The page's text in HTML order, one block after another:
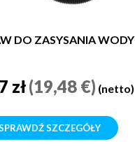
DO ZASYSANIA WODY
zł(19,48 €) (netto)
SZCZEGÓŁY